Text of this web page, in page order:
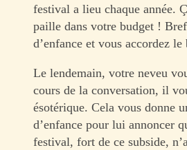
festival a lieu chaque année.
paille dans votre budget !
d’enfance et vous accordez le
Le lendemain, votre neveu
cours de la conversation, il
ésotérique. Cela vous donne
d’enfance pour lui annoncer
festival, fort de ce subside,